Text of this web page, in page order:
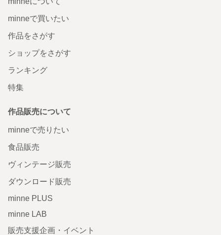
minneで買いたい
作品をさがす
ショップをさがす
ランキング
特集
作品販売について
minneで売りたい
食品販売
ヴィンテージ販売
ダウンロード販売
minne PLUS
minne LAB
販売支援企画・イベント